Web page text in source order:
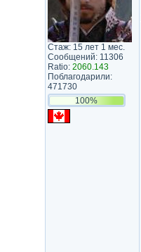
Стаж: 15 лет 1 мес.
Сообщений: 11306
Ratio: 2060.143
Поблагодарили:
471730
100%